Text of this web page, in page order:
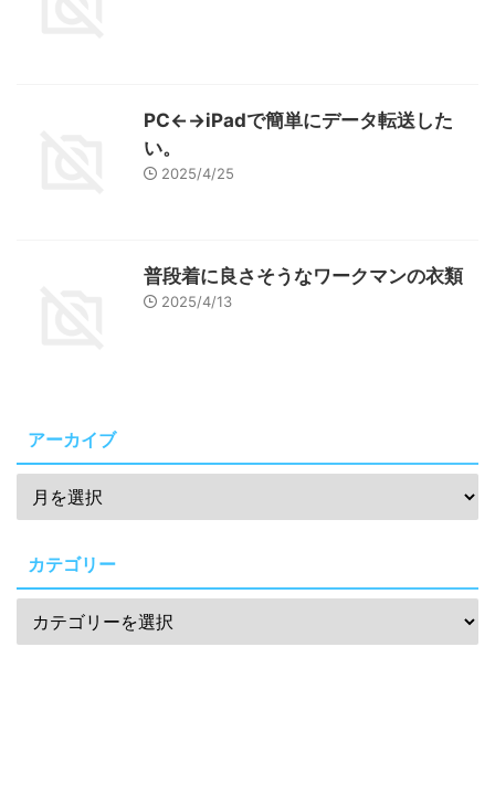
PC←→iPadで簡単にデータ転送した
い。
2025/4/25
普段着に良さそうなワークマンの衣類
2025/4/13
アーカイブ
カテゴリー